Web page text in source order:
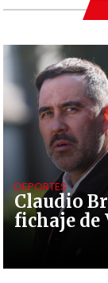
Claudio
fichaje de
DEPORTES